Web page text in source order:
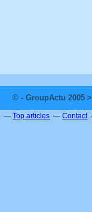
© - GroupActu 2005
Top articles Contact